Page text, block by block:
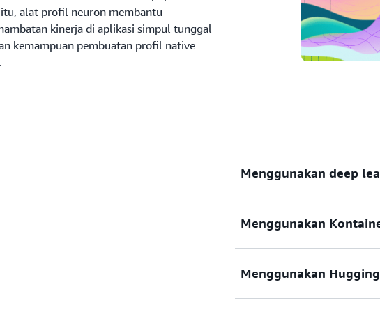
alat profil neuron membantu
kinerja di aplikasi simpul tunggal
kemampuan pembuatan profil native
Menggunakan deep
Neuron Deep Learning
dan menjalankan inferensi
Menggunakan
Deploymodel dengan
Menggunakan